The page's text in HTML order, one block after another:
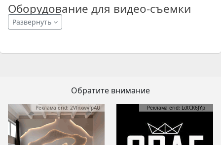
Оборудование для видео-съемки
Развернуть
Обратите внимание
Реклама erid: 2VfnxwvfpAU Реклама erid: LdtCK6JYp